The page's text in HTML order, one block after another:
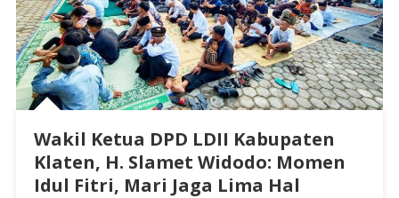
Wakil Ketua DPD LDII Kabupaten
Klaten, H. Slamet Widodo: Momen
Idul Fitri, Mari Jaga Lima Hal